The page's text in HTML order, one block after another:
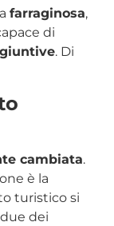
farraginosa,
di
. Di
cambiata.
è la
turistico si
dei